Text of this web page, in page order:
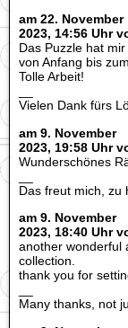
am 22. November
2023, 14:56 Uhr
Das Puzzle hat
von Anfang bis
Tolle Arbeit!
Vielen Dank fürs
am 9. November
2023, 19:58 Uhr
Wunderschönes
Das freut mich, zu
am 9. November
2023, 18:40 Uhr
another wonderful
collection.
thank you for
Many thanks, not